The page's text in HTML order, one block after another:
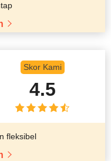
Skor Kami
4.5
fleksibel